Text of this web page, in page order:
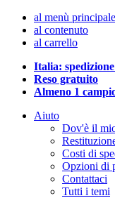
al menù principale
al contenuto
al carrello
Italia:
Reso gratuito
Almeno 1
Aiuto
Dov'è il
Costi di
Opzioni di
Contattaci
Tutti i temi